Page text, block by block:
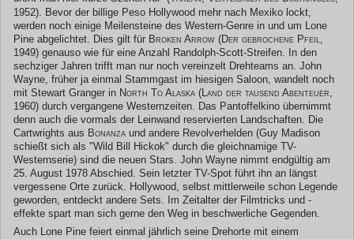
1952). Bevor der billige Peso Hollywood mehr nach Mexiko lockt,
werden noch einige Meilensteine des Western-Genre in und um Lone
Pine abgelichtet. Dies gilt für Broken Arrow (Der gebrochene Pfeil,
1949) genauso wie für eine Anzahl Randolph-Scott-Streifen. In den
sechziger Jahren trifft man nur noch vereinzelt Drehteams an. John
Wayne, früher ja einmal Stammgast im hiesigen Saloon, wandelt noch
mit Stewart Granger in North To Alaska (Land der tausend Abenteuer,
1960) durch vergangene Westernzeiten. Das Pantoffelkino übernimmt
denn auch die vormals der Leinwand reservierten Landschaften. Die
Cartwrights aus Bonanza und andere Revolverhelden (Guy Madison
schießt sich als "Wild Bill Hickok" durch die gleichnamige TV-
Westernserie) sind die neuen Stars. John Wayne nimmt endgültig am
25. August 1978 Abschied. Sein letzter TV-Spot führt ihn an längst
vergessene Orte zurück. Hollywood, selbst mittlerweile schon Legende
geworden, entdeckt andere Sets. Im Zeitalter der Filmtricks und -
effekte spart man sich gerne den Weg in beschwerliche Gegenden.
Auch Lone Pine feiert einmal jährlich seine Drehorte mit einem